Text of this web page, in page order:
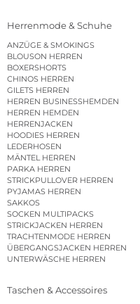
Herrenmode & Schuhe
ANZÜGE & SMOKINGS
BLOUSON HERREN
BOXERSHORTS
CHINOS HERREN
GILETS HERREN
HERREN BUSINESSHEMDEN
HERREN HEMDEN
HERRENJACKEN
HOODIES HERREN
LEDERHOSEN
MÄNTEL HERREN
PARKA HERREN
STRICKPULLOVER HERREN
PYJAMAS HERREN
SAKKOS
SOCKEN MULTIPACKS
STRICKJACKEN HERREN
TRACHTENMODE HERREN
ÜBERGANGSJACKEN HERREN
UNTERWÄSCHE HERREN
Taschen & Accessoires